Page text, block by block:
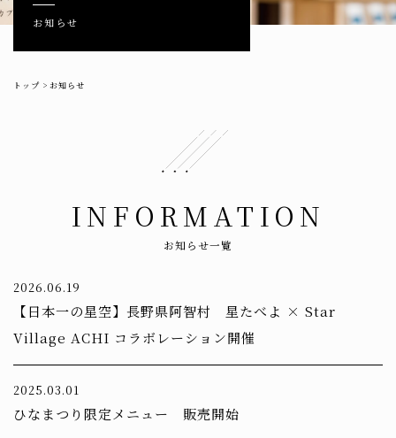
お知らせ
トップ>お知らせ
INFORMATION
お知らせ一覧
2026.06.19
【日本一の星空】長野県阿智村 星たべよ × Star
Village ACHI コラボレーション開催
2025.03.01
ひなまつり限定メニュー 販売開始